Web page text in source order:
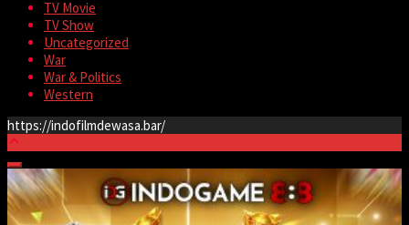
TV Movie
TV Show
Uncategorized
War
War & Politics
Western
https://indofilmdewasa.bar/